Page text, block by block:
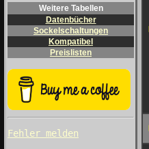
Weitere Tabellen
Datenbücher
Sockelschaltungen
Kompatibel
Preislisten
Fehler melden